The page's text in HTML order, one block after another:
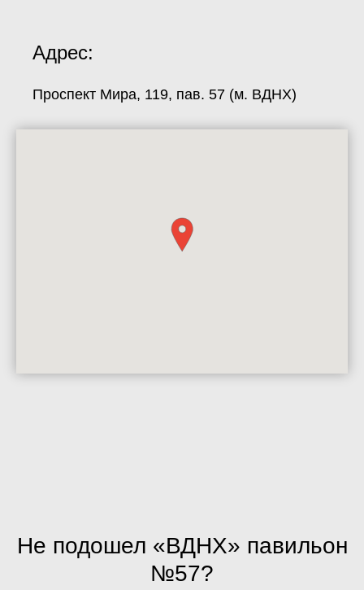
Адрес:
Проспект Мира, 119, пав. 57 (м. ВДНХ)
Не подошел «ВДНХ» павильон
№57?